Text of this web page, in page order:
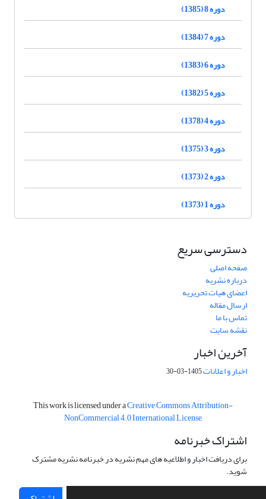
دوره 8 (1385)
دوره 7 (1384)
دوره 6 (1383)
دوره 5 (1382)
دوره 4 (1378)
دوره 3 (1375)
دوره 2 (1373)
دوره 1 (1373)
دسترسی سریع
صفحه اصلی
درباره نشریه
اعضای هیات تحریریه
ارسال مقاله
تماس با ما
نقشه سایت
آخرین اخبار
اخبار و اعلانات1405-03-30
This work is licensed under aCreative Commons Attribution-
NonCommercial 4.0 International License
اشتراک خبرنامه
برای دریافت اخبار و اطلاعیه های مهم نشریه در خبرنامه نشریه مشترک
شوید.